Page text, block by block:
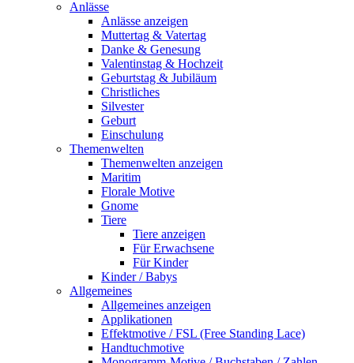
Anlässe
Anlässe anzeigen
Muttertag & Vatertag
Danke & Genesung
Valentinstag & Hochzeit
Geburtstag & Jubiläum
Christliches
Silvester
Geburt
Einschulung
Themenwelten
Themenwelten anzeigen
Maritim
Florale Motive
Gnome
Tiere
Tiere anzeigen
Für Erwachsene
Für Kinder
Kinder / Babys
Allgemeines
Allgemeines anzeigen
Applikationen
Effektmotive / FSL (Free Standing Lace)
Handtuchmotive